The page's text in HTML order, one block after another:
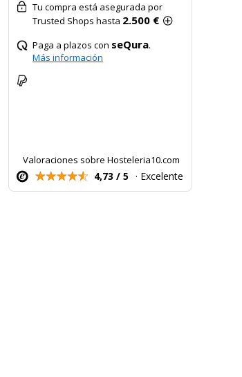
Tu compra está asegurada por
Trusted Shops hasta 2.500 €
Paga a plazos con seQura.
Más información
Valoraciones sobre Hosteleria10.com
4,73 / 5 · Excelente